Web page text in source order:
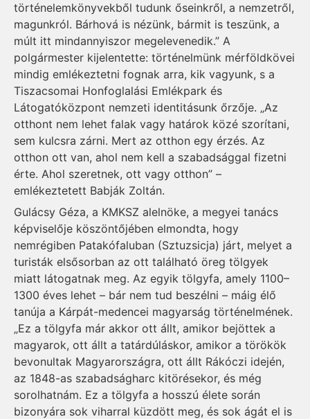
történelemkönyvekből tudunk őseinkről, a nemzetről,
magunkról. Bárhová is nézünk, bármit is teszünk, a
múlt itt mindannyiszor megelevenedik.” A
polgármester kijelentette: történelmünk mérföldkövei
mindig emlékeztetni fognak arra, kik vagyunk, s a
Tiszacsomai Honfoglalási Emlékpark és
Látogatóközpont nemzeti identitásunk őrzője. „Az
otthont nem lehet falak vagy határok közé szorítani,
sem kulcsra zárni. Mert az otthon egy érzés. Az
otthon ott van, ahol nem kell a szabadsággal fizetni
érte. Ahol szeretnek, ott vagy otthon” –
emlékeztetett Babják Zoltán.
Gulácsy Géza, a KMKSZ alelnöke, a megyei tanács
képviselője köszöntőjében elmondta, hogy
nemrégiben Patakófaluban (Sztuzsicja) járt, melyet a
turisták elsősorban az ott található öreg tölgyek
miatt látogatnak meg. Az egyik tölgyfa, amely 1100–
1300 éves lehet – bár nem tud beszélni – máig élő
tanúja a Kárpát-medencei magyarság történelmének.
„Ez a tölgyfa már akkor ott állt, amikor bejöttek a
magyarok, ott állt a tatárdúláskor, amikor a törökök
bevonultak Magyarországra, ott állt Rákóczi idején,
az 1848-as szabadságharc kitörésekor, és még
sorolhatnám. Ez a tölgyfa a hosszú élete során
bizonyára sok viharral küzdött meg, és sok ágát el is